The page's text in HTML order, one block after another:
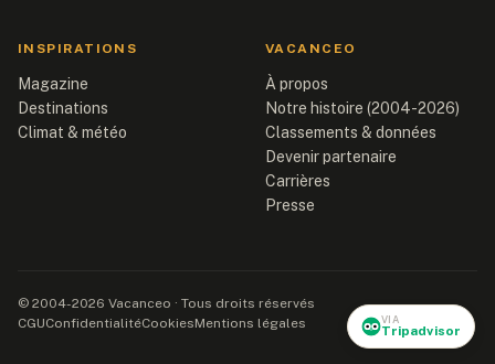
VIA
Tripadvisor
INSPIRATIONS
Magazine
Destinations
Climat & météo
VACANCEO
À propos
Notre histoire (2004-2026)
Classements & données
Devenir partenaire
Carrières
Presse
© 2004-2026 Vacanceo · Tous droits réservés
CGUConfidentialitéCookiesMentions légales